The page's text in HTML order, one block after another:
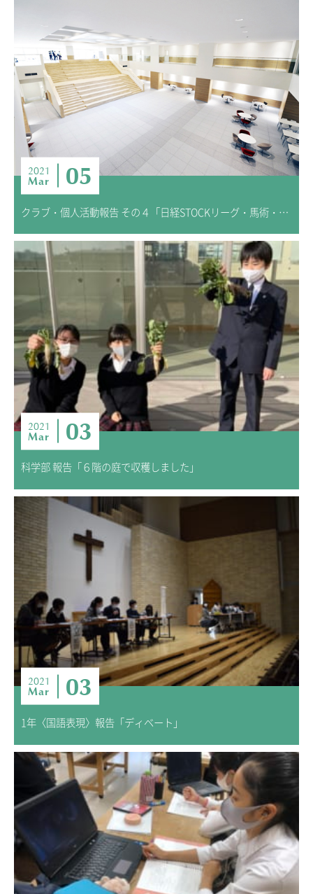
2021
Mar 05
クラブ・個人活動報告 その４「日経STOCKリーグ・馬術・フェンシング」
2021
Mar 03
科学部 報告「６階の庭で収穫しました」
2021
Mar 03
1年〈国語表現〉報告「ディベート」